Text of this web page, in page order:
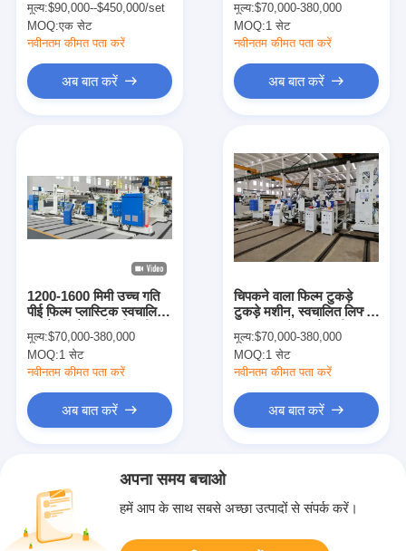
मूल्य:$90,000--$450,000/set
MOQ:एक सेट
नवीनतम कीमत पता करें
अब बात करें
पेपर Laminating मशीन
मूल्य:$70,000-380,000
MOQ:1 सेट
नवीनतम कीमत पता करें
अब बात करें
1200-1600 मिमी उच्च गति
पीई फिल्म प्लास्टिक स्वचालित
एकल / डबल पक्ष सफेद और
नीला
मूल्य:$70,000-380,000
MOQ:1 सेट
नवीनतम कीमत पता करें
अब बात करें
चिपकने वाला फिल्म टुकड़े
टुकड़े मशीन, स्वचालित लिफ्ट
मूल्य:$70,000-380,000
MOQ:1 सेट
नवीनतम कीमत पता करें
अब बात करें
अपना समय बचाओ
हमें आप के साथ सबसे अच्छा उत्पादों से संपर्क करें।